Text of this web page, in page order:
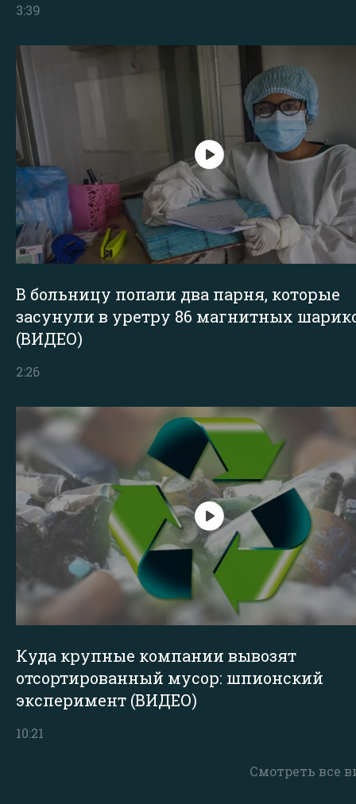
Смотреть все
3:39
В больницу попали два парня, которые
засунули в уретру 86 магнитных
(ВИДЕО)
2:26
Куда крупные компании вывозят
отсортированный мусор: шпионский
эксперимент (ВИДЕО)
10:21